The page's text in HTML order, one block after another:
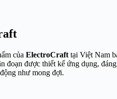
của ElectroCraft tại Việt Nam
đoạn được thiết kế ứng dụng,
như mong đợi.